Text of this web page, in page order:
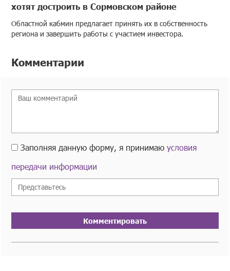
хотят достроить в Сормовском районе
Областной кабмин предлагает принять их в собственность
региона и завершить работы с участием инвестора.
Комментарии
Заполняя данную форму, я принимаюусловия
передачи информации
Комментировать